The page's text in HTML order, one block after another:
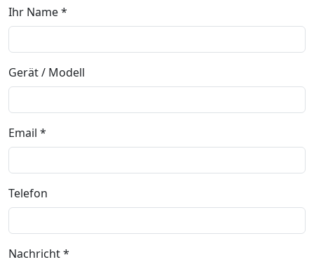
Ihr Name *
Gerät / Modell
Email *
Telefon
Nachricht *